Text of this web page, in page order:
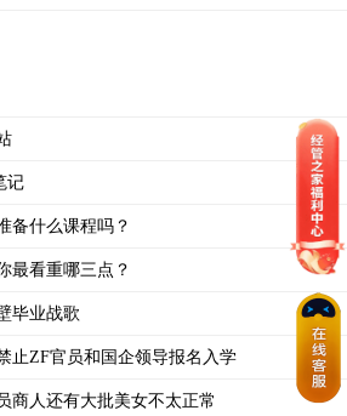
记
备什么课程吗？
最看重哪三点？
毕业战歌
止ZF官员和国企领导报名入学
商人还有大批美女不太正常